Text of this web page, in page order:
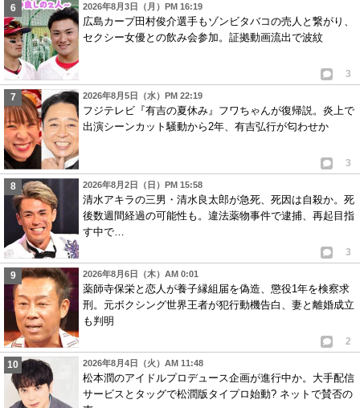
2026年8月3日（月）PM 16:19
広島カープ田村俊介選手もゾンビタバコの売人と繋がり、
セクシー女優との飲み会参加。証拠動画流出で波紋
3
2026年8月5日（水）PM 22:19
フジテレビ『有吉の夏休み』フワちゃんが復帰説。炎上で
出演シーンカット騒動から2年、有吉弘行が匂わせか
3
2026年8月2日（日）PM 15:58
清水アキラの三男・清水良太郎が急死、死因は自殺か。死
後数週間経過の可能性も。違法薬物事件で逮捕、再起目指
す中で…
3
2026年8月6日（木）AM 0:01
薬師寺保栄と恋人が養子縁組届を偽造、懲役1年を検察求
刑。元ボクシング世界王者が犯行動機告白、妻と離婚成立
も判明
2
2026年8月4日（火）AM 11:48
松本潤のアイドルプロデュース企画が進行中か。大手配信
サービスとタッグで松潤版タイプロ始動? ネットで賛否の